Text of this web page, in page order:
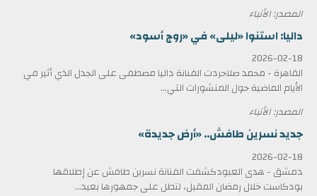
المصدر: الأنباء
داليا: استنوا «ليلى» في «روج أسود»
2026-02-18
القاهرة - محمد صلاحردت الفنانة داليا مصطفى على الجدل الذي أثير في
الأيام الماضية حول المنشورات التي...
المصدر: الأنباء
جديد نسرين طافش.. «أرض جديدة»
2026-02-18
دمشق - هدى العبودكشفت الفنانة نسرين طافش عن إطلاقها
بودكاست خلال رمضان المقبل، لتطل على جمهورها بعيد...